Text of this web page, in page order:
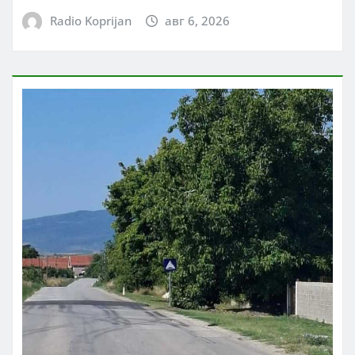
Radio Koprijan авг 6, 2026